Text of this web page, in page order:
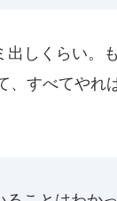
しくらい。
、すべてやれ